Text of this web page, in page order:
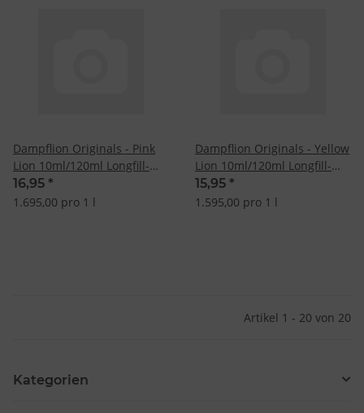
Dampflion Originals - Pink
Lion 10ml/120ml Longfill-
Aroma
16,95 *
1.695,00 pro 1 l
Dampflion Originals - Yellow
Lion 10ml/120ml Longfill-
Aroma
15,95 *
1.595,00 pro 1 l
Artikel 1 - 20 von 20
Kategorien